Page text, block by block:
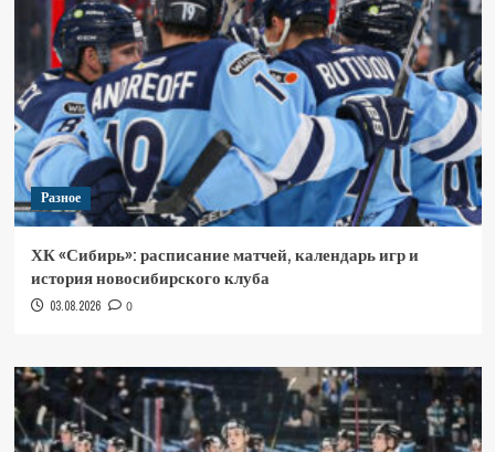
Разное
ХК «Сибирь»: расписание матчей, календарь игр и
история новосибирского клуба
03.08.2026 0